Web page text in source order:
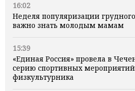
16:02
Неделя популяризации
важно знать молодым мамам
15:39
«Единая Россия» провела в
серию спортивных
физкультурника